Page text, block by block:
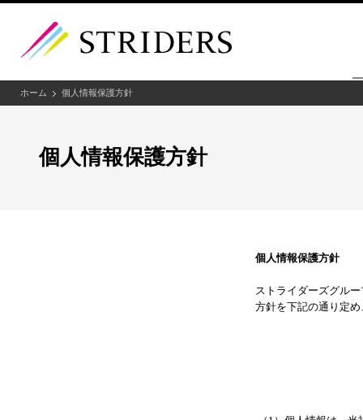
ホーム 個人情報保護方針
個人情報保護方針
個人情報保護方針
ストライダーズグル
方針を下記の通り定